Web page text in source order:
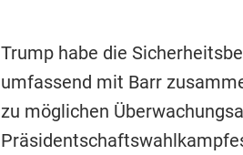
Trump habe die
umfassend mit Barr
zu möglichen